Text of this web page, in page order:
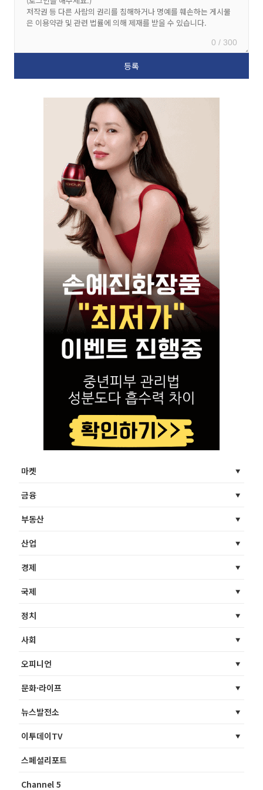
0 / 300
마켓
금융
부동산
산업
경제
국제
정치
사회
오피니언
문화·라이프
뉴스발전소
이투데이TV
스페셜리포트
Channel 5